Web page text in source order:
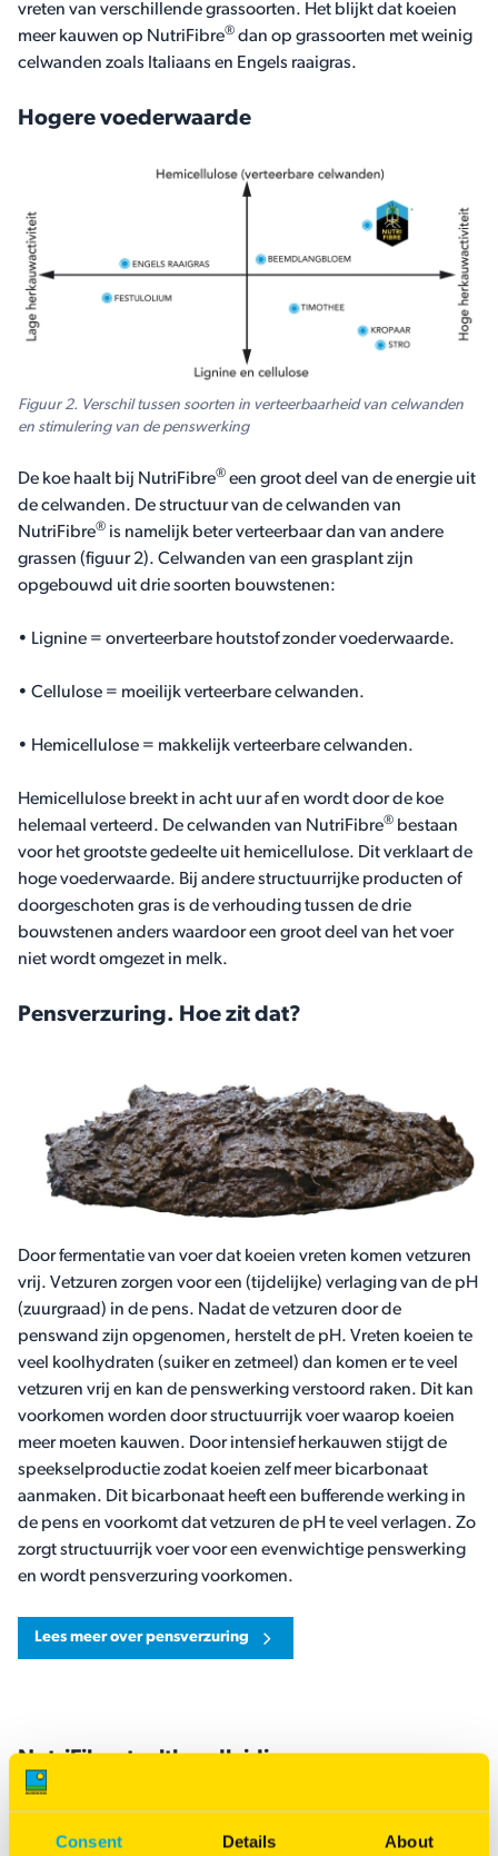
Consent Details About
vreten van verschillende grassoorten. Het blijkt dat koeien
meer kauwen op NutriFibre® dan op grassoorten met weinig
celwanden zoals Italiaans en Engels raaigras.
Hogere voederwaarde
Figuur 2. Verschil tussen soorten in verteerbaarheid van celwanden
en stimulering van de penswerking
De koe haalt bij NutriFibre® een groot deel van de energie uit
de celwanden. De structuur van de celwanden van
NutriFibre® is namelijk beter verteerbaar dan van andere
grassen (figuur 2). Celwanden van een grasplant zijn
opgebouwd uit drie soorten bouwstenen:
• Lignine = onverteerbare houtstof zonder voederwaarde.
• Cellulose = moeilijk verteerbare celwanden.
• Hemicellulose = makkelijk verteerbare celwanden.
Hemicellulose breekt in acht uur af en wordt door de koe
helemaal verteerd. De celwanden van NutriFibre® bestaan
voor het grootste gedeelte uit hemicellulose. Dit verklaart de
hoge voederwaarde. Bij andere structuurrijke producten of
doorgeschoten gras is de verhouding tussen de drie
bouwstenen anders waardoor een groot deel van het voer
niet wordt omgezet in melk.
Pensverzuring. Hoe zit dat?
Door fermentatie van voer dat koeien vreten komen vetzuren
vrij. Vetzuren zorgen voor een (tijdelijke) verlaging van de pH
(zuurgraad) in de pens. Nadat de vetzuren door de
penswand zijn opgenomen, herstelt de pH. Vreten koeien te
veel koolhydraten (suiker en zetmeel) dan komen er te veel
vetzuren vrij en kan de penswerking verstoord raken. Dit kan
voorkomen worden door structuurrijk voer waarop koeien
meer moeten kauwen. Door intensief herkauwen stijgt de
speekselproductie zodat koeien zelf meer bicarbonaat
aanmaken. Dit bicarbonaat heeft een bufferende werking in
de pens en voorkomt dat vetzuren de pH te veel verlagen. Zo
zorgt structuurrijk voer voor een evenwichtige penswerking
en wordt pensverzuring voorkomen.
Lees meer over pensverzuring
NutriFibre teelthandleiding